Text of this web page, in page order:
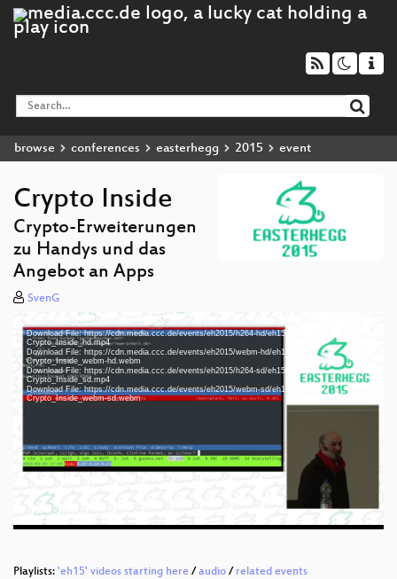
browse conferences easterhegg 2015 event
Crypto Inside
Crypto-Erweiterungen
zu Handys und das
Angebot an Apps
SvenG
Video
Player
Media error: Format(s) not supported or source(s) not found
Download File: https://cdn.media.ccc.de/events/eh2015/h264-hd/eh15-18-de-
Crypto_Inside_hd.mp4
Download File: https://cdn.media.ccc.de/events/eh2015/webm-hd/eh15-18-de-
Crypto_Inside_webm-hd.webm
Download File: https://cdn.media.ccc.de/events/eh2015/h264-sd/eh15-18-de-
Crypto_Inside_sd.mp4
Download File: https://cdn.media.ccc.de/events/eh2015/webm-sd/eh15-18-de-
Crypto_Inside_webm-sd.webm
eng 1080p (mp4)
eng 576p (mp4)
eng 576p (webm)
Playlists: 'eh15' videos starting here /audio / related events